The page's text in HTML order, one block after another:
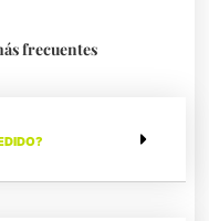
frecuentes